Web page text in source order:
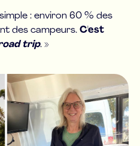
: environ 60 % des
des campeurs.C'est
trip. »